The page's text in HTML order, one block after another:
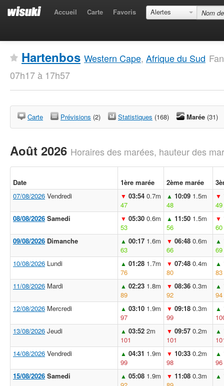
Accueil Carte Favoris Alertes
Hartenbos Western Cape, Afrique du Sud
07h17 à 17h57
Carte Prévisions (2) Statistiques (168) Marée (31)
Août 2026 Horaires des marées, hauteur des
Date 1ère marée 2ème marée
07/08/2026 Vendredi ▼ 03:54 0.7m
47
▲ 10:09 1.5m
48
▼
49
08/08/2026 Samedi ▼ 05:30 0.6m
53
▲ 11:50 1.5m
56
▼
60
09/08/2026 Dimanche ▲ 00:17 1.6m
63
▼ 06:48 0.6m
66
▲
69
10/08/2026 Lundi ▲ 01:28 1.7m
76
▼ 07:48 0.4m
80
▲
83
11/08/2026 Mardi ▲ 02:23 1.8m
89
▼ 08:36 0.3m
92
▲
94
12/08/2026 Mercredi ▲ 03:10 1.9m
97
▼ 09:18 0.3m
99
▲
13/08/2026 Jeudi ▲ 03:52 2m
101
▼ 09:57 0.2m
101
▲
14/08/2026 Vendredi ▲ 04:31 1.9m
99
▼ 10:33 0.2m
98
▲
96
15/08/2026 Samedi ▲ 05:08 1.9m
▼ 11:08 0.3m
▲